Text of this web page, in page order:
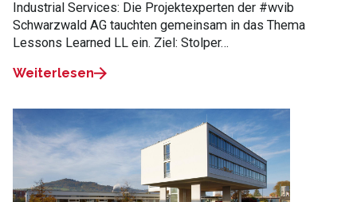
Industrial Services: Die Projektexperten der #wvib
Schwarzwald AG tauchten gemeinsam in das Thema
Lessons Learned LL ein. Ziel: Stolper…
Weiterlesen